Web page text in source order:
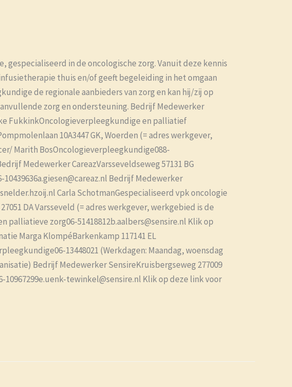
in de oncologische zorg. Vanuit deze kennis
thuis en/of geeft begeleiding in het omgaan
de regionale aanbieders van zorg en kan hij/zij op
zorg en ondersteuning. Bedrijf Medewerker
FukkinkOncologieverpleegkundige en palliatief
10A3447 GK, Woerden (= adres werkgever,
Marith BosOncologieverpleegkundige088-
Medewerker CareazVarsseveldseweg 57131 BG
Bedrijf Medewerker
Carla SchotmanGespecialiseerd vpk oncologie
DA Varsseveld (= adres werkgever, werkgebied is de
zorg06-51418812b.aalbers@sensire.nl Klik op
Marga KlompéBarkenkamp 117141 EL
13448021 (Werkdagen: Maandag, woensdag
Bedrijf Medewerker SensireKruisbergseweg 277009
tewinkel@sensire.nl Klik op deze link voor